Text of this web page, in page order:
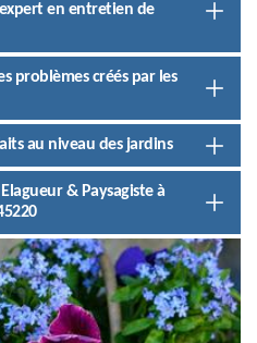
en entretien de
problèmes créés par les
au niveau des jardins
& Paysagiste à